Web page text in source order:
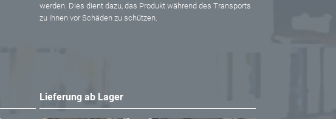
werden. Dies dient dazu, das Produkt während des Transports
zu Ihnen vor Schäden zu schützen.
Lieferung ab Lager